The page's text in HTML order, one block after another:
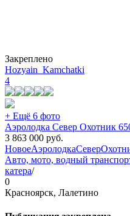
Закреплено
Hozyain_Kamchatki
4
+ Ещё 6 фото
Аэролодка Север Охотник
3 863 000 руб.
НовоеАэролодкаСевер
Авто, мото, водный
катера/
0
Красноярск, Лалетино